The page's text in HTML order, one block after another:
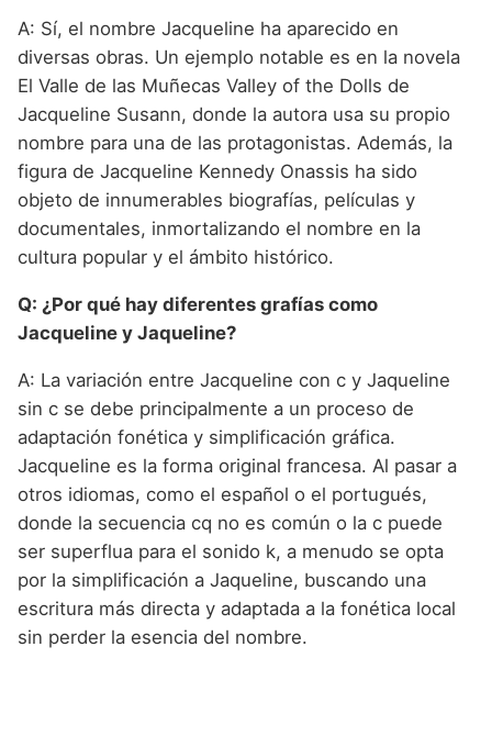
A: Sí, el nombre Jacqueline ha aparecido en
diversas obras. Un ejemplo notable es en la novela
El Valle de las Muñecas Valley of the Dolls de
Jacqueline Susann, donde la autora usa su propio
nombre para una de las protagonistas. Además, la
figura de Jacqueline Kennedy Onassis ha sido
objeto de innumerables biografías, películas y
documentales, inmortalizando el nombre en la
cultura popular y el ámbito histórico.
Q: ¿Por qué hay diferentes grafías como
Jacqueline y Jaqueline?
A: La variación entre Jacqueline con c y Jaqueline
sin c se debe principalmente a un proceso de
adaptación fonética y simplificación gráfica.
Jacqueline es la forma original francesa. Al pasar a
otros idiomas, como el español o el portugués,
donde la secuencia cq no es común o la c puede
ser superflua para el sonido k, a menudo se opta
por la simplificación a Jaqueline, buscando una
escritura más directa y adaptada a la fonética local
sin perder la esencia del nombre.